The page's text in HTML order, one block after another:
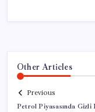
Other Articles
Previous
Petrol Piyasasında Gizli